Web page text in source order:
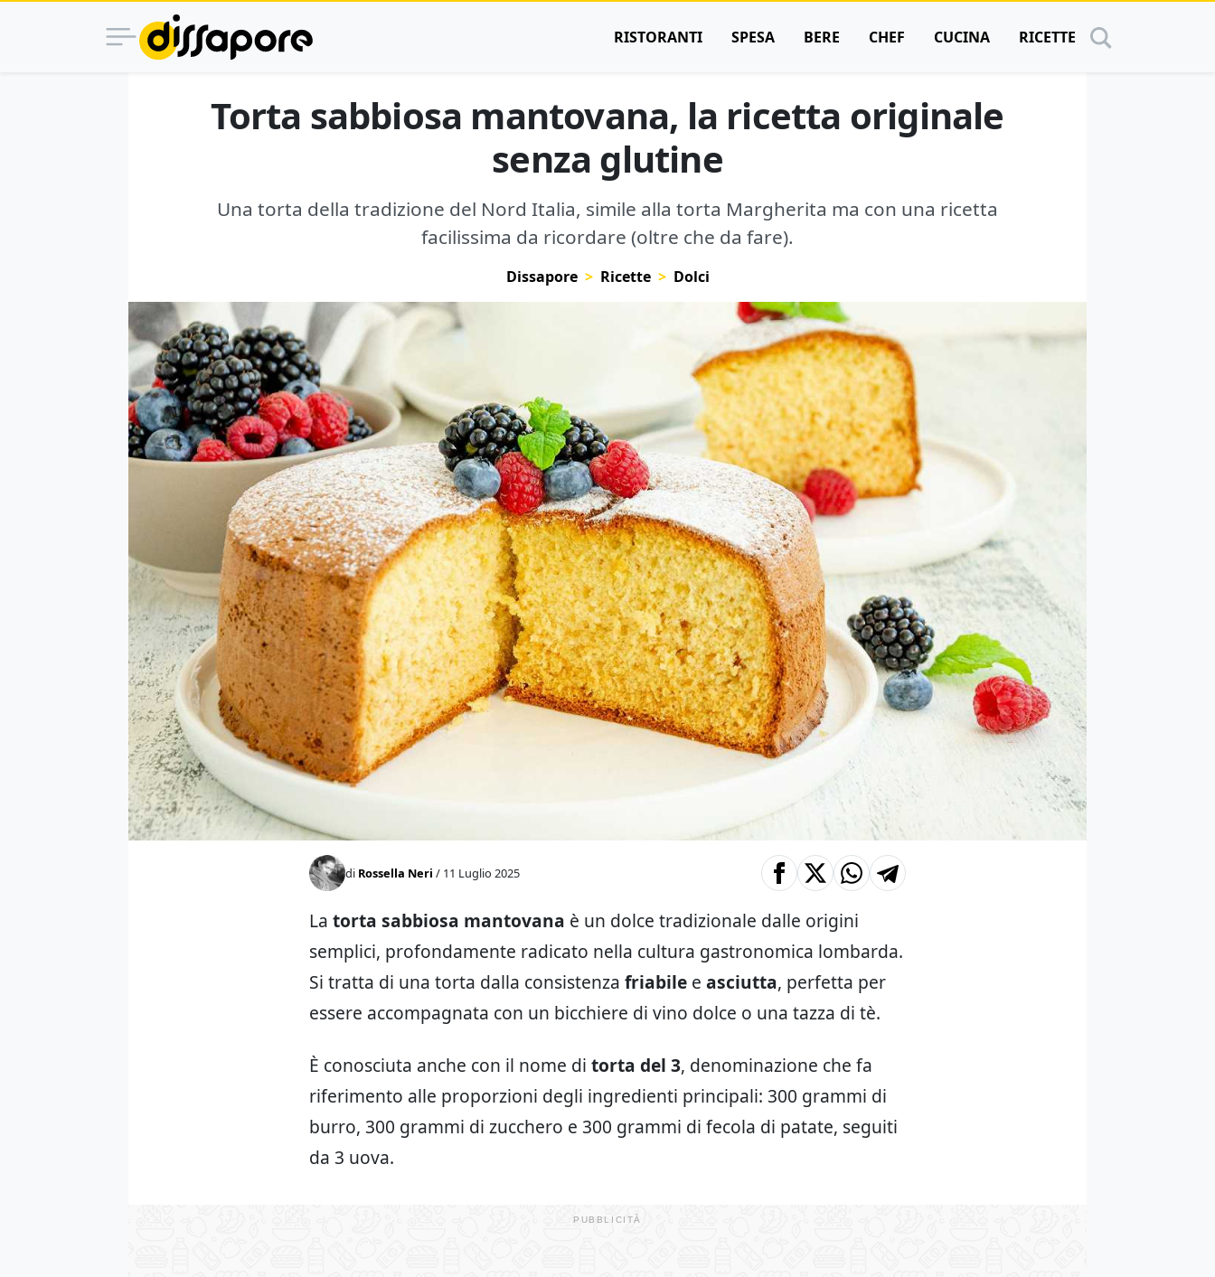
RISTORANTI SPESA BERE CHEF CUCINA RICETTE
Torta sabbiosa mantovana, la ricetta originale
senza glutine
Una torta della tradizione del Nord Italia, simile alla torta Margherita ma con una ricetta
facilissima da ricordare (oltre che da fare).
Dissapore Ricette Dolci
di Rossella Neri / 11 Luglio 2025
La torta sabbiosa mantovana è un dolce tradizionale dalle origini
semplici, profondamente radicato nella cultura gastronomica lombarda.
Si tratta di una torta dalla consistenza friabile e asciutta, perfetta per
essere accompagnata con un bicchiere di vino dolce o una tazza di tè.
È conosciuta anche con il nome di torta del 3, denominazione che fa
riferimento alle proporzioni degli ingredienti principali: 300 grammi di
burro, 300 grammi di zucchero e 300 grammi di fecola di patate, seguiti
da 3 uova.